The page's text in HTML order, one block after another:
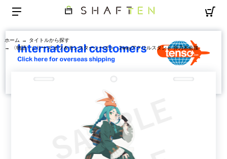
ホーム →
タイトルから探す
→ 〈物語〉シリーズ オフ＆モンスターシーズン 2wayアクリルスタンド 斧乃木余接